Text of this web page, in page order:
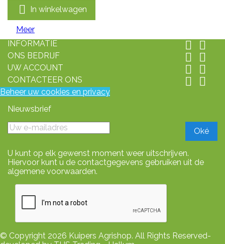
 In winkelwagen
Meer
INFORMATIE
 
ONS BEDRIJF  
UW ACCOUNT  
CONTACTEER ONS  
Beheer uw cookies en privacy
Nieuwsbrief
U kunt op elk gewenst moment weer uitschrijven.
Hiervoor kunt u de contactgegevens gebruiken uit de
algemene voorwaarden.
© Copyright 2026 Kuipers Agrishop. All Rights Reserved-